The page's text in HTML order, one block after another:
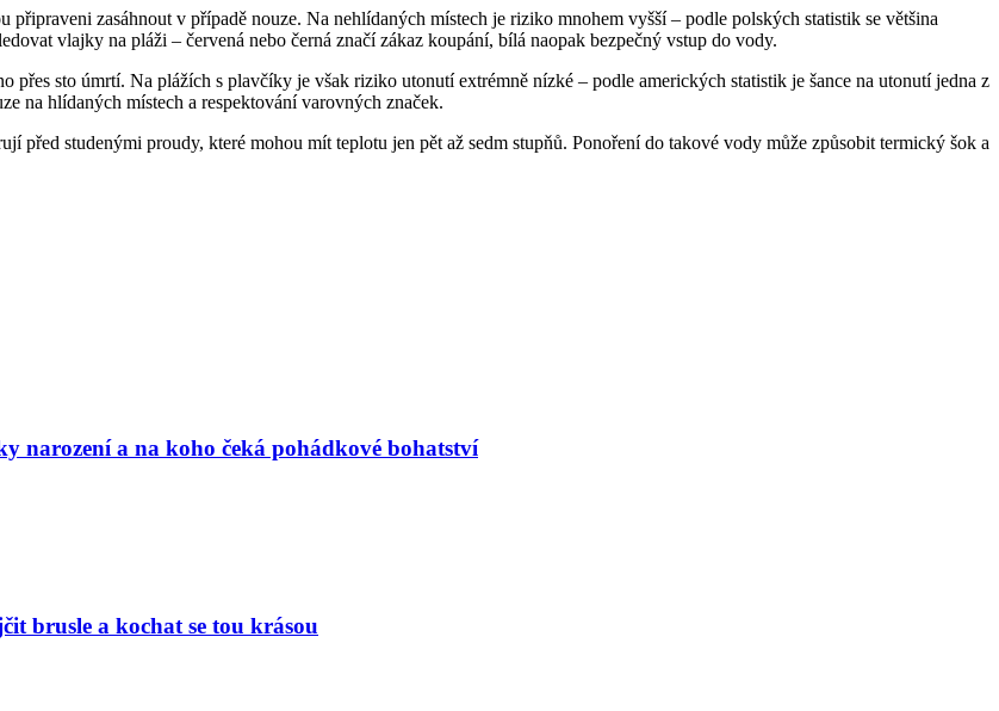
zasáhnout v případě nouze. Na nehlídaných místech je riziko mnohem vyšší – podle polských statistik se většina
vlajky na pláži – červená nebo černá značí zákaz koupání, bílá naopak bezpečný vstup do vody.
sto úmrtí. Na plážích s plavčíky je však riziko utonutí extrémně nízké – podle amerických statistik je šance na utonutí jedna z
na hlídaných místech a respektování varovných značek.
před studenými proudy, které mohou mít teplotu jen pět až sedm stupňů. Ponoření do takové vody může způsobit termický šok a
narození a na koho čeká pohádkové bohatství
brusle a kochat se tou krásou